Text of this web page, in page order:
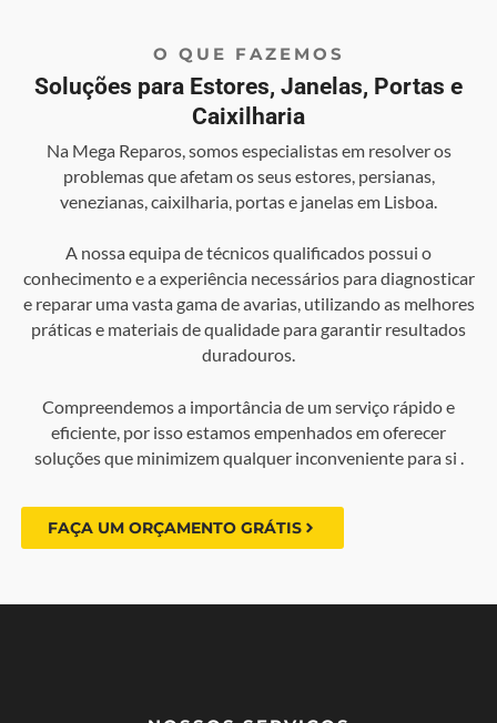
O QUE FAZEMOS
Soluções para Estores, Janelas, Portas e
Caixilharia
Na Mega Reparos, somos especialistas em resolver os
problemas que afetam os seus estores, persianas,
venezianas, caixilharia, portas e janelas em Lisboa.
A nossa equipa de técnicos qualificados possui o
conhecimento e a experiência necessários para diagnosticar
e reparar uma vasta gama de avarias, utilizando as melhores
práticas e materiais de qualidade para garantir resultados
duradouros.
Compreendemos a importância de um serviço rápido e
eficiente, por isso estamos empenhados em oferecer
soluções que minimizem qualquer inconveniente para si .
FAÇA UM ORÇAMENTO GRÁTIS